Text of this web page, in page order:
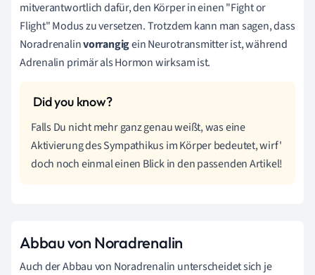
mitverantwortlich dafür, den Körper in einen "Fight or
Flight" Modus zu versetzen. Trotzdem kann man sagen, dass
Noradrenalinvorrangigein Neurotransmitter ist, während
Adrenalin primär als Hormon wirksam ist.
Falls Du nicht mehr ganz genau weißt, was eine
Aktivierung des Sympathikus im Körper bedeutet, wirf'
doch noch einmal einen Blick in den passenden Artikel!
Abbau von Noradrenalin
Auch der Abbau von Noradrenalin unterscheidet sich je